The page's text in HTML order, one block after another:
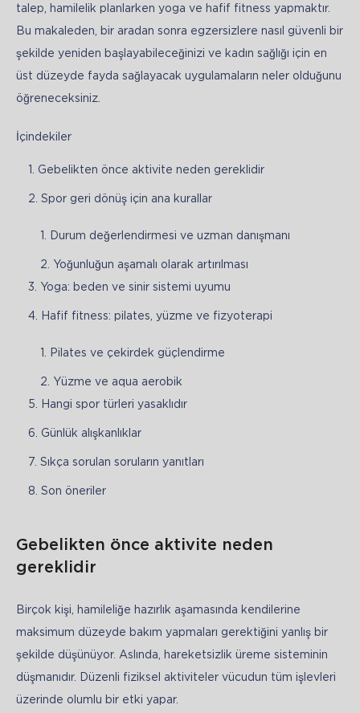
talep, hamilelik planlarken yoga ve hafif fitness yapmaktır.
Bu makaleden, bir aradan sonra egzersizlere nasıl güvenli bir
şekilde yeniden başlayabileceğinizi ve kadın sağlığı için en
üst düzeyde fayda sağlayacak uygulamaların neler olduğunu
öğreneceksiniz.
İçindekiler
Gebelikten önce aktivite neden gereklidir
Spor geri dönüş için ana kurallar
Durum değerlendirmesi ve uzman danışmanı
Yoğunluğun aşamalı olarak artırılması
Yoga: beden ve sinir sistemi uyumu
Hafif fitness: pilates, yüzme ve fizyoterapi
Pilates ve çekirdek güçlendirme
Yüzme ve aqua aerobik
Hangi spor türleri yasaklıdır
Günlük alışkanlıklar
Sıkça sorulan soruların yanıtları
Son öneriler
Gebelikten önce aktivite neden
gereklidir
Birçok kişi, hamileliğe hazırlık aşamasında kendilerine
maksimum düzeyde bakım yapmaları gerektiğini yanlış bir
şekilde düşünüyor. Aslında, hareketsizlik üreme sisteminin
düşmanıdır. Düzenli fiziksel aktiviteler vücudun tüm işlevleri
üzerinde olumlu bir etki yapar.